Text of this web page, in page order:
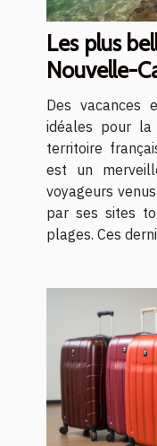
Les plus
Nouvelle-
Des vacances
idéales pour
territoire
est un
voyageurs
par ses sites
plages. Ces